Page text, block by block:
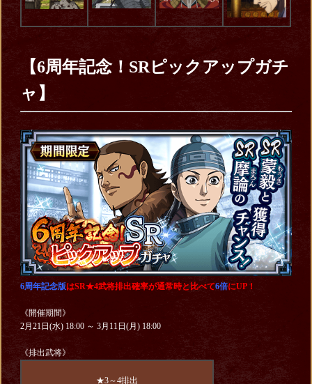
【6周年記念！SRピックアップガチ
ャ】
6周年記念版はSR★4武将排出確率が通常時と比べて6倍にUP！
《開催期間》
2月21日(水) 18:00 ～ 3月11日(月) 18:00
《排出武将》
★3～4排出